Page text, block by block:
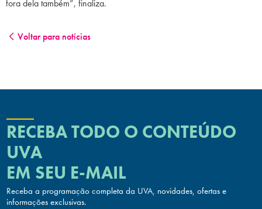
fora dela também”, finaliza.
Voltar para notícias
RECEBA TODO O CONTEÚDO
UVA
EM SEU E-MAIL
Receba a programação completa da UVA, novidades, ofertas e
informações exclusivas.